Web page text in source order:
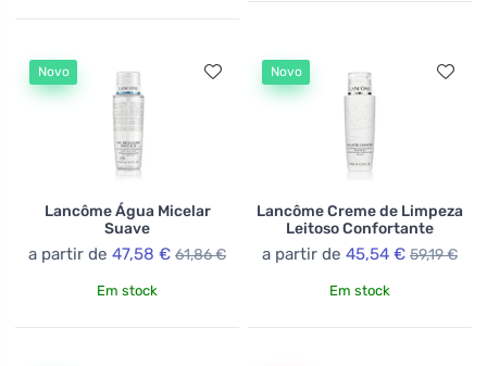
Novo
Lancôme Água Micelar
Suave
a partir de 47,58 € 61,86 €
Em stock
Novo
Lancôme Creme de Limpeza
Leitoso Confortante
a partir de 45,54 € 59,19 €
Em stock